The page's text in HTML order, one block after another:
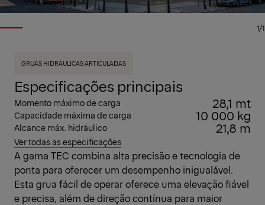
1/1
GRUAS HIDRÁULICAS ARTICULADAS
Especificações principais
Momento máximo de carga 28,1 mt
Capacidade máxima de carga 10 000 kg
Alcance máx. hidráulico 21,8 m
Ver todas as especificações
A gama TEC combina alta precisão e tecnologia de
ponta para oferecer um desempenho inigualável.
Esta grua fácil de operar oferece uma elevação fiável
e precisa, além de direção contínua para maior